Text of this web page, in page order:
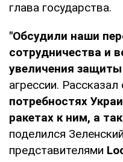
глава государства.
"Обсудили наши
сотрудничества и
увеличения
агрессии. Рассказал
потребностях
ракетах к ним, а
поделился
представителями